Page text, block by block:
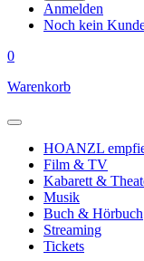
Anmelden
Noch kein
0
Warenkorb
HOANZL
Film & TV
Kabarett &
Musik
Buch & Hörbuch
Streaming
Tickets